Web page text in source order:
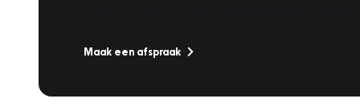
Maak een afspraak